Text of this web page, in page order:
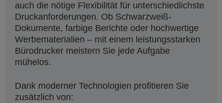
auch die nötige Flexibilität für unterschiedlichste
Druckanforderungen. Ob Schwarzweiß-
Dokumente, farbige Berichte oder hochwertige
Werbematerialien – mit einem leistungsstarken
Bürodrucker meistern Sie jede Aufgabe
mühelos.
Dank moderner Technologien profitieren Sie
zusätzlich von: